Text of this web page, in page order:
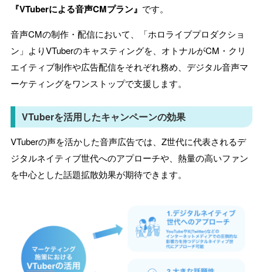
『VTuberによる音声CMプラン』 です。
音声CMの制作・配信において、「ホロライブプロダクショ
ン」よりVTuberのキャスティングを、オトナルがCM・クリ
エイティブ制作や広告配信をそれぞれ務め、デジタル音声マ
ーケティングをワンストップで支援します。
VTuberを活用したキャンペーンの効果
VTuberの声を活かした音声広告では、Z世代に代表されるデ
ジタルネイティブ世代へのアプローチや、熱量の高いファン
を中心とした話題拡散効果が期待できます。